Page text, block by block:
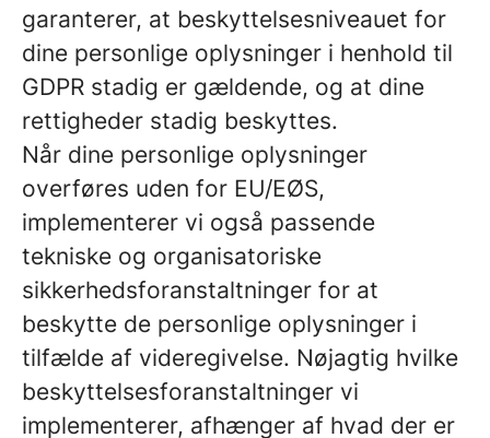
garanterer, at beskyttelsesniveauet for
dine personlige oplysninger i henhold til
GDPR stadig er gældende, og at dine
rettigheder stadig beskyttes.
Når dine personlige oplysninger
overføres uden for EU/EØS,
implementerer vi også passende
tekniske og organisatoriske
sikkerhedsforanstaltninger for at
beskytte de personlige oplysninger i
tilfælde af videregivelse. Nøjagtig hvilke
beskyttelsesforanstaltninger vi
implementerer, afhænger af hvad der er